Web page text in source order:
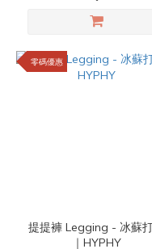
零碼優惠
提提褲 Legging - 冰蘇
｜HYPHY